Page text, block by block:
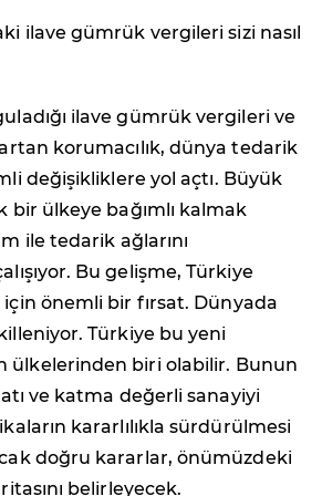
ilave gümrük vergileri sizi nasıl
ilave gümrük vergileri ve
korumacılık, dünya tedarik
değişikliklere yol açtı. Büyük
bir ülkeye bağımlı kalmak
ile tedarik ağlarını
Bu gelişme, Türkiye
önemli bir fırsat. Dünyada
Türkiye bu yeni
ülkelerinden biri olabilir. Bunun
ve katma değerli sanayiyi
kararlılıkla sürdürülmesi
doğru kararlar, önümüzdeki
belirleyecek.